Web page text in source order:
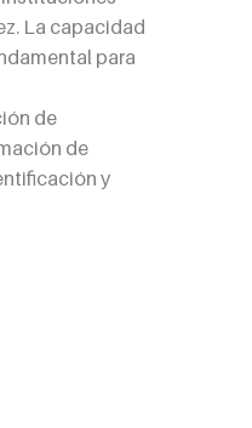
La capacidad
para
de
de
y